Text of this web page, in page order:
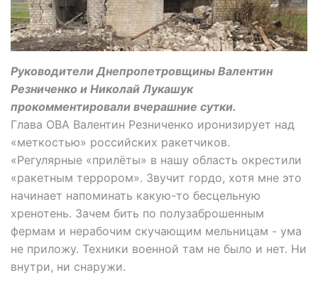
Руководители Днепропетровщины Валентин
Резниченко и Николай Лукашук
прокомментировали вчерашние сутки.
Глава ОВА Валентин Резниченко иронизирует над
«меткостью» российских ракетчиков.
«Регулярные «прилёты» в нашу область окрестили
«ракетным террором». Звучит гордо, хотя мне это
начинает напоминать какую-то бесцельную
хренотень. Зачем бить по полузаброшенным
фермам и нерабочим скучающим мельницам - ума
не приложу. Техники военной там не было и нет. Ни
внутри, ни снаружи.